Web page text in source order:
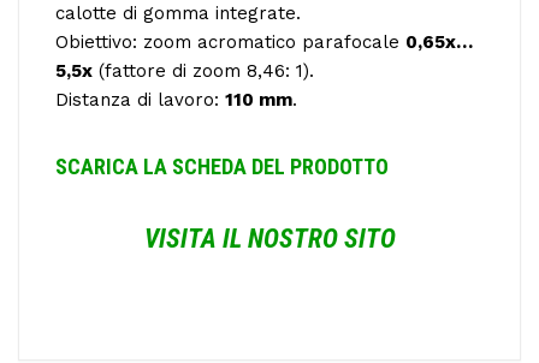
calotte di gomma integrate.
Obiettivo: zoom acromatico parafocale 0,65x…
5,5x (fattore di zoom 8,46: 1).
Distanza di lavoro: 110 mm.
SCARICA LA SCHEDA DEL PRODOTTO
VISITA IL NOSTRO SITO